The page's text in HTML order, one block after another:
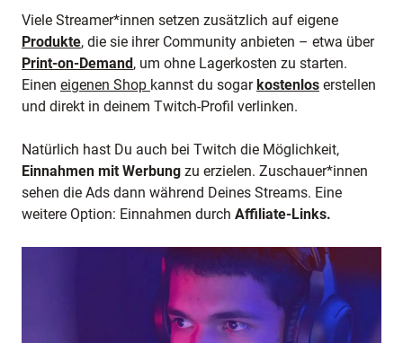
Viele Streamer*innen setzen zusätzlich auf eigene
Produkte, die sie ihrer Community anbieten – etwa über
Print-on-Demand, um ohne Lagerkosten zu starten.
Einen eigenen Shop kannst du sogarkostenlos erstellen
und direkt in deinem Twitch-Profil verlinken.
Natürlich hast Du auch bei Twitch die Möglichkeit,
Einnahmen mit Werbung zu erzielen. Zuschauer*innen
sehen die Ads dann während Deines Streams. Eine
weitere Option: Einnahmen durch Affiliate-Links.